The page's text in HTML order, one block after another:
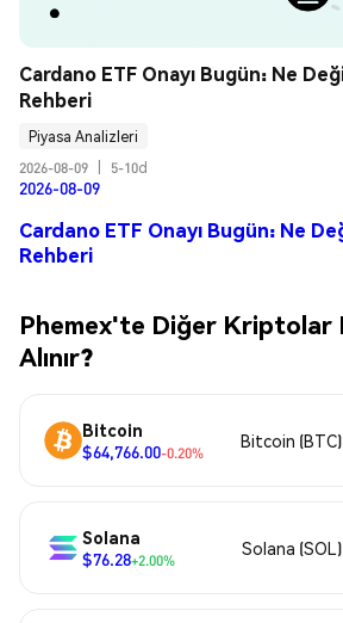
Cardano ETF Onayı Bugün: Ne
Rehberi
Piyasa Analizleri
2026-08-09
5-10d
2026-08-09
Cardano ETF Onayı Bugün: Ne
Rehberi
Phemex'te Diğer Kriptolar
Alınır?
Bitcoin
$64,766.00-0.20%
Bitcoin (BTC)
Solana
$76.28+2.00%
Solana (SOL)